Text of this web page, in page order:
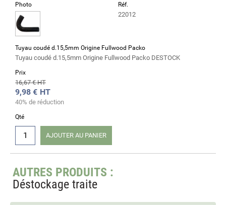
Réf.
22012
Photo
Tuyau coudé d.15,5mm Origine Fullwood Packo
Tuyau coudé d.15,5mm Origine Fullwood Packo DESTOCK
Prix
16,67 € HT
9,98 € HT
40% de réduction
Qté
AJOUTER AU PANIER
AUTRES PRODUITS :
Déstockage traite